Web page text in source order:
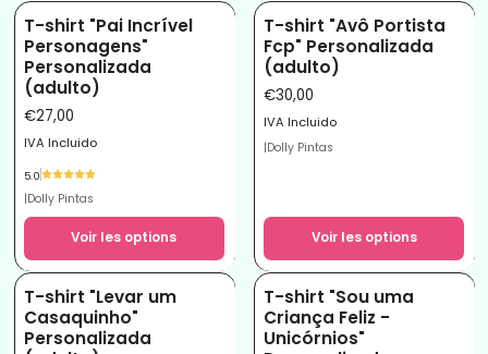
T-shirt "Pai Incrível
Personagens"
Personalizada
(adulto)
€27,00
IVA Incluido
5.0
|Dolly Pintas
Voir les options
T-shirt "Avô Portista
Fcp" Personalizada
(adulto)
€30,00
IVA Incluido
|Dolly Pintas
Voir les options
-9%
T-shirt "Levar um
Casaquinho"
Personalizada
T-shirt "Sou uma
Criança Feliz -
Unicórnios"